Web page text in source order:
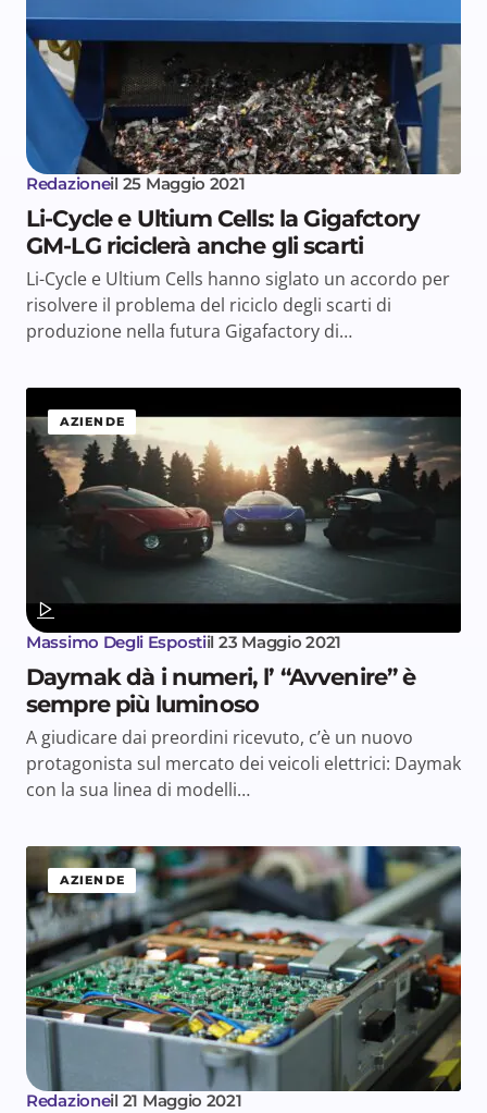
Redazioneil 25 Maggio 2021
Li-Cycle e Ultium Cells: la Gigafctory
GM-LG riciclerà anche gli scarti
Li-Cycle e Ultium Cells hanno siglato un accordo per
risolvere il problema del riciclo degli scarti di
produzione nella futura Gigafactory di…
AZIENDE
Massimo Degli Espostiil 23 Maggio 2021
Daymak dà i numeri, l’ “Avvenire” è
sempre più luminoso
A giudicare dai preordini ricevuto, c’è un nuovo
protagonista sul mercato dei veicoli elettrici: Daymak
con la sua linea di modelli…
AZIENDE
Redazioneil 21 Maggio 2021